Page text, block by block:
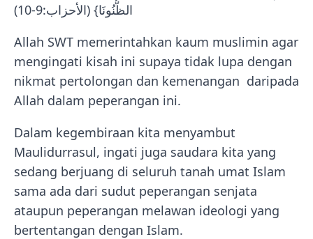
الظُّنُونَا} (الأحزاب:9-10)
Allah SWT memerintahkan kaum muslimin agar
mengingati kisah ini supaya tidak lupa dengan
nikmat pertolongan dan kemenangan daripada
Allah dalam peperangan ini.
Dalam kegembiraan kita menyambut
Maulidurrasul, ingati juga saudara kita yang
sedang berjuang di seluruh tanah umat Islam
sama ada dari sudut peperangan senjata
ataupun peperangan melawan ideologi yang
bertentangan dengan Islam.